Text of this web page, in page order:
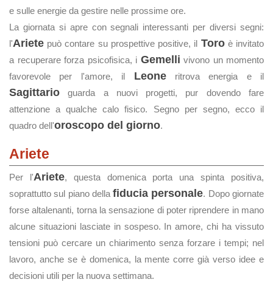
e sulle energie da gestire nelle prossime ore.
La giornata si apre con segnali interessanti per diversi segni:
l'Ariete può contare su prospettive positive, il Toroè invitato
a recuperare forza psicofisica, i Gemelli vivono un momento
favorevole per l'amore, il Leoneritrova energia e il
Sagittario guarda a nuovi progetti, pur dovendo fare
attenzione a qualche calo fisico. Segno per segno, ecco il
quadro dell'oroscopo del giorno.
Ariete
Per l'Ariete, questa domenica porta una spinta positiva,
soprattutto sul piano dellafiducia personale. Dopo giornate
forse altalenanti, torna la sensazione di poter riprendere in mano
alcune situazioni lasciate in sospeso. In amore, chi ha vissuto
tensioni può cercare un chiarimento senza forzare i tempi; nel
lavoro, anche se è domenica, la mente corre già verso idee e
decisioni utili per la nuova settimana.